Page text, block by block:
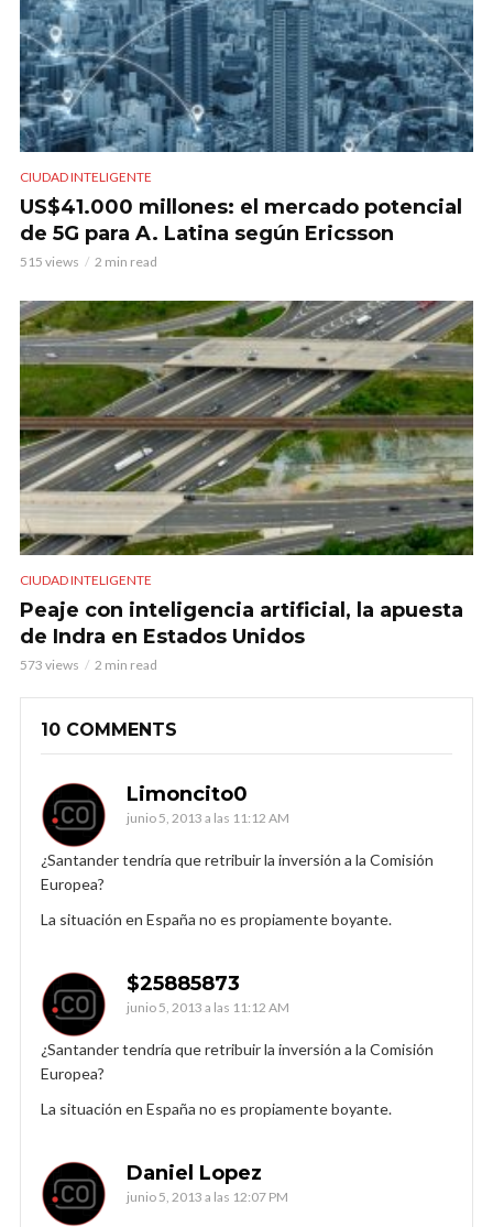
CIUDAD INTELIGENTE
US$41.000 millones: el mercado potencial
de 5G para A. Latina según Ericsson
515 views 2 min read
CIUDAD INTELIGENTE
Peaje con inteligencia artificial, la apuesta
de Indra en Estados Unidos
573 views 2 min read
10 COMMENTS
Limoncito0
junio 5, 2013 a las 11:12 AM
¿Santander tendría que retribuir la inversión a la Comisión
Europea?
La situación en España no es propiamente boyante.
$25885873
junio 5, 2013 a las 11:12 AM
¿Santander tendría que retribuir la inversión a la Comisión
Europea?
La situación en España no es propiamente boyante.
Daniel Lopez
junio 5, 2013 a las 12:07 PM